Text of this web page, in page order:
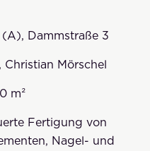
Dammstraße 3
Mörschel
m²
Fertigung von
Nagel- und